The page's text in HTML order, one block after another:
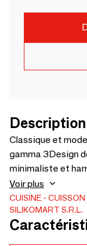
Classique et
gamma 3Design
minimaliste et harmonieux. Quadro
impeccables non
en mousse, mais
Voir plus
CUISINE
SILIKOMART S.R.L.